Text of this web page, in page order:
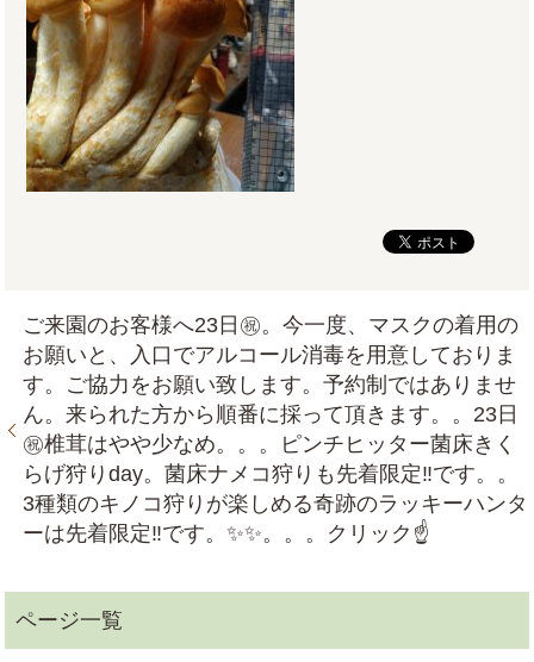
ご来園のお客様へ23日㊗。今一度、マスクの着用の
お願いと、入口でアルコール消毒を用意しておりま
す。ご協力をお願い致します。予約制ではありませ
ん。来られた方から順番に採って頂きます。。23日
㊗椎茸はやや少なめ。。。ピンチヒッター菌床きく
らげ狩りday。菌床ナメコ狩りも先着限定‼です。。
3種類のキノコ狩りが楽しめる奇跡のラッキーハンタ
ーは先着限定‼です。✨✨。。。クリック☝